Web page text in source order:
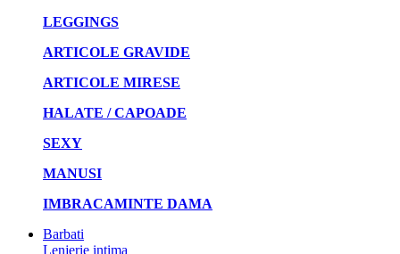
LEGGINGS
ARTICOLE GRAVIDE
ARTICOLE MIRESE
HALATE / CAPOADE
SEXY
MANUSI
IMBRACAMINTE DAMA
Barbati
Lenjerie intima